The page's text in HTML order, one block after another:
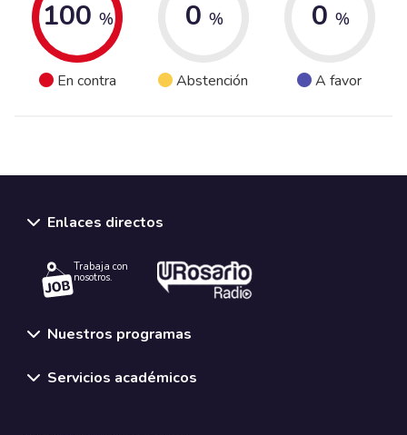
100 %
En contra
0 %
Abstención
0 %
A favor
Enlaces directos
Trabaja con
nosotros.
Nuestros programas
Servicios académicos